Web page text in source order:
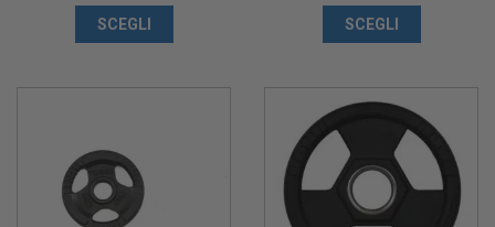
SCEGLI SCEGLI